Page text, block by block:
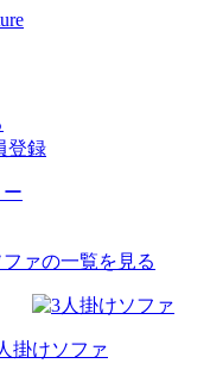
登録
ファの一覧を見る
掛けソファ